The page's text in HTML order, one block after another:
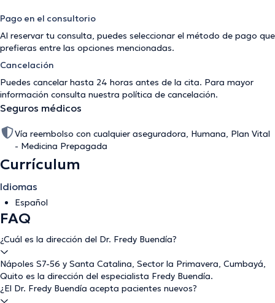
Pago en el consultorio
Al reservar tu consulta, puedes seleccionar el método de pago que
prefieras entre las opciones mencionadas.
Cancelación
Puedes cancelar hasta 24 horas antes de la cita. Para mayor
información consulta nuestra política de cancelación.
Seguros médicos
Vía reembolso con cualquier aseguradora, Humana, Plan Vital
- Medicina Prepagada
Currículum
Idiomas
Español
FAQ
¿Cuál es la dirección del Dr. Fredy Buendía?
Nápoles S7-56 y Santa Catalina, Sector la Primavera, Cumbayá,
Quito es la dirección del especialista Fredy Buendía.
¿El Dr. Fredy Buendía acepta pacientes nuevos?